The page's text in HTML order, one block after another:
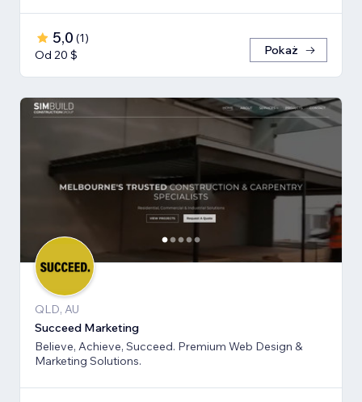
5,0 (1)
Od 20 $
Pokaż
QLD, AU
Succeed Marketing
Believe, Achieve, Succeed. Premium Web Design &
Marketing Solutions.